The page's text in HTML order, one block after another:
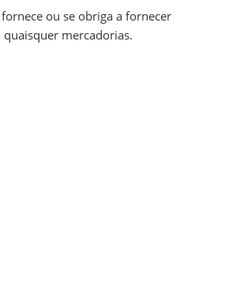
ou se obriga a fornecer
mercadorias.